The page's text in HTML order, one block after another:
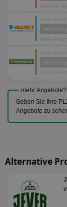
nächste
letzte
kein
keine
letzte
kein
nächste
mehr Angebote?
Geben Sie Ihre
Angebote zu
Alternative